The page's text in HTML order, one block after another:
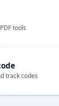
tools
track codes